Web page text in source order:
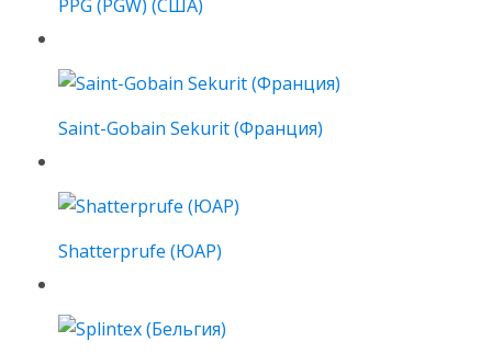
PPG (PGW) (США)
Saint-Gobain Sekurit (Франция)
Shatterprufe (ЮАР)